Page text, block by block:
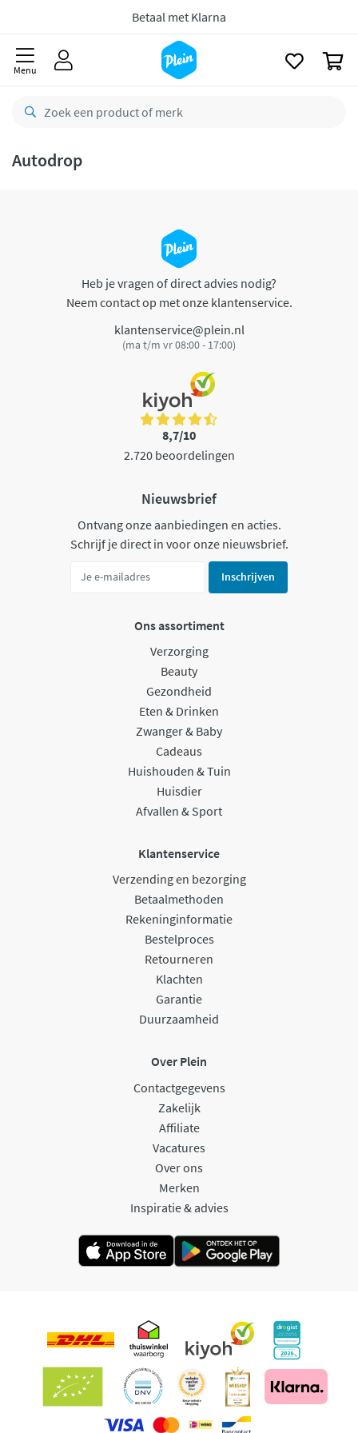
Betaal met Klarna
Menu
Autodrop
Heb je vragen of direct advies nodig?
Neem contact op met onze klantenservice.
klantenservice@plein.nl
(ma t/m vr 08:00 - 17:00)
8,7/10
2.720 beoordelingen
Nieuwsbrief
Ontvang onze aanbiedingen en acties.
Schrijf je direct in voor onze nieuwsbrief.
Inschrijven
Ons assortiment
Verzorging
Beauty
Gezondheid
Eten & Drinken
Zwanger & Baby
Cadeaus
Huishouden & Tuin
Huisdier
Afvallen & Sport
Klantenservice
Verzending en bezorging
Betaalmethoden
Rekeninginformatie
Bestelproces
Retourneren
Klachten
Garantie
Duurzaamheid
Over Plein
Contactgegevens
Zakelijk
Affiliate
Vacatures
Over ons
Merken
Inspiratie & advies